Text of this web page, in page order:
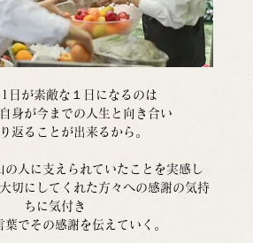
日が素敵な１日になるのは
身が今までの人生と向き合い
返ることが出来るから。
の人に支えられていたことを実感し
切にしてくれた方々への感謝の気持
ちに気付き
葉でその感謝を伝えていく。